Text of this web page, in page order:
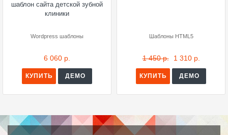
шаблон сайта детской зубной
клиники
Wordpress шаблоны
6 060 р.
КУПИТЬ ДЕМО
Шаблоны HTML5
1 450 р. 1 310 р.
КУПИТЬ ДЕМО